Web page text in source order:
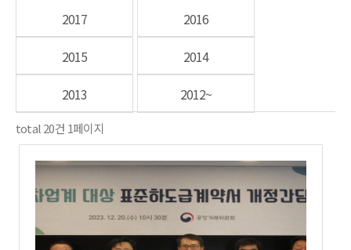
2017
2016
2015
2014
2013
2012~
total20건 1페이지